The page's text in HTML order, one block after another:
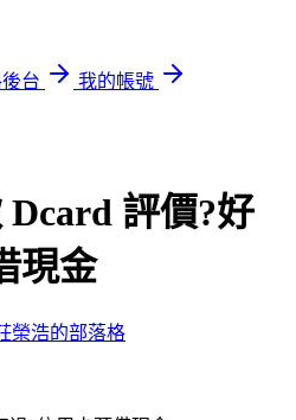
台
我的帳號
評價?好
現金
榮浩的部落格